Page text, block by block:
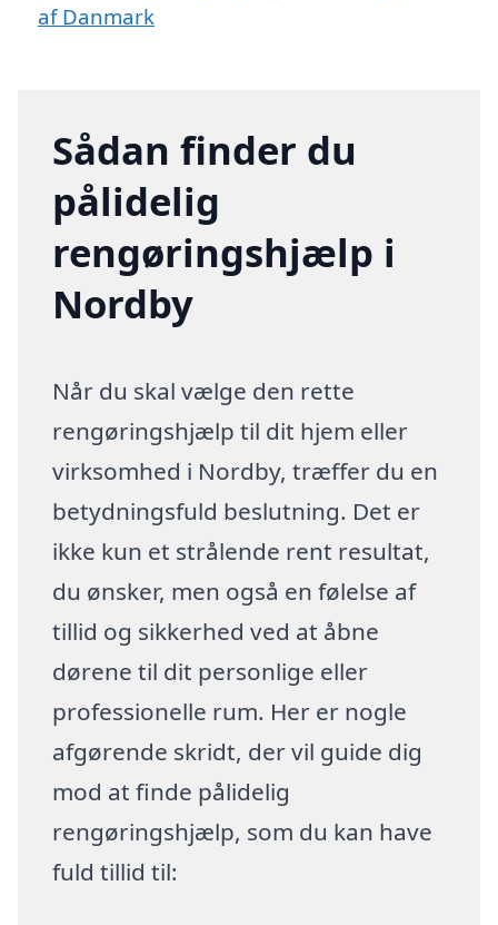
af Danmark
Sådan finder du
pålidelig
rengøringshjælp i
Nordby
Når du skal vælge den rette
rengøringshjælp til dit hjem eller
virksomhed i Nordby, træffer du en
betydningsfuld beslutning. Det er
ikke kun et strålende rent resultat,
du ønsker, men også en følelse af
tillid og sikkerhed ved at åbne
dørene til dit personlige eller
professionelle rum. Her er nogle
afgørende skridt, der vil guide dig
mod at finde pålidelig
rengøringshjælp, som du kan have
fuld tillid til: